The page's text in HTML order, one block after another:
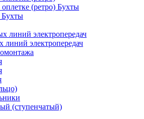
(ретро) Бухты
линий электропередач
электропередач
(ступенчатый)